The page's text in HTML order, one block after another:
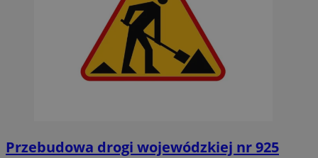
Przebudowa drogi wojewódzkiej nr 925